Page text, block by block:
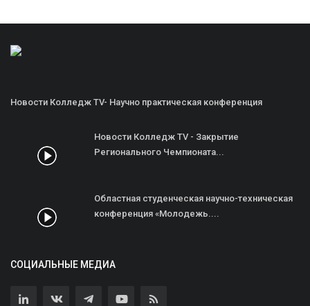
Новости Колледж TV- Научно практическая конференция
Новости Колледж TV - Закрытие
Регионального Чемпионата...
Областная студенческая научно-техническая
конференция «Молодежь....
СОЦИАЛЬНЫЕ МЕДИА